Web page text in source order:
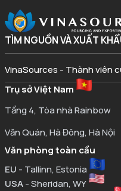
TÌM NGUỒN VÀ XUẤT
VinaSources - Thành viên
Trụ sở Việt Nam
Tầng 4, Tòa nhà Rainbow
Văn Quán, Hà Đông, Hà Nội
Văn phòng toàn cầu
EU - Tallinn, Estonia
USA- Sheridan, WY